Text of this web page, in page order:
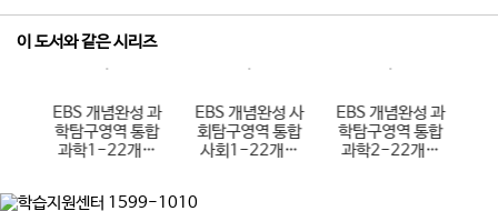
이 도서와 같은 시리즈
EBS 개념완성 과
학탐구영역 통합
과학1-22개정
EBS 개념완성 사
회탐구영역 통합
사회1-22개정
EBS 개념완성 과
학탐구영역 통합
과학2-22개정